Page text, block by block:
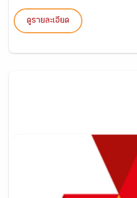
ดูรายละเอียด